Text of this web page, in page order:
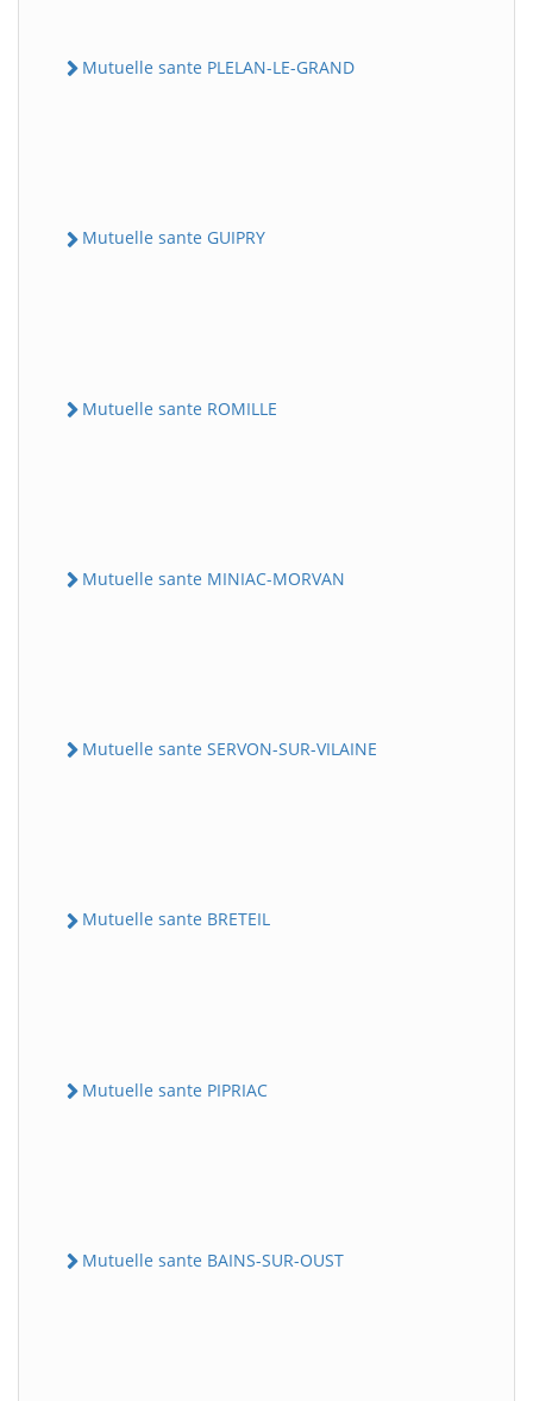
Mutuelle sante PLELAN-LE-GRAND
Mutuelle sante GUIPRY
Mutuelle sante ROMILLE
Mutuelle sante MINIAC-MORVAN
Mutuelle sante SERVON-SUR-VILAINE
Mutuelle sante BRETEIL
Mutuelle sante PIPRIAC
Mutuelle sante BAINS-SUR-OUST